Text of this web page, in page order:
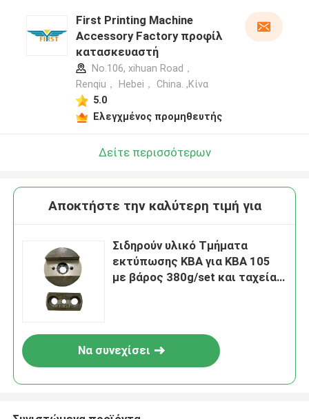
First Printing Machine
Accessory Factory προφίλ
κατασκευαστή
No.106, xihuan Road，
Renqiu， Hebei， China. ,Κίνα
5.0
Ελεγχμένος προμηθευτής
Δείτε περισσότερων
Αποκτήστε την καλύτερη τιμή για
Σιδηρούν υλικό Τμήματα
εκτύπωσης KBA για KBA 105
με βάρος 380g/set και ταχεία
Να συνεχίσει